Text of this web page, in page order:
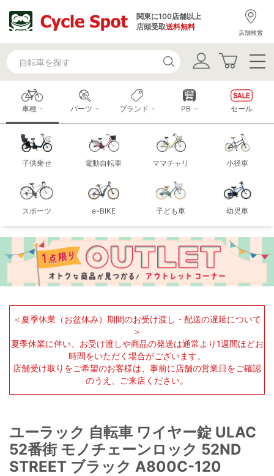
関東に100店舗以上
店頭受取送料無料
店舗検索
車種
子供乗せ 電動自転車 ママチャリ 小径車
スポーツ e-BIKE 子ども車 幼児車
パーツ ブランド PB セール
＜夏季休業（お盆休み）期間のお受け渡し・配送の遅延について
＞
夏季休業に伴い、お受け渡しや商品の発送は通常より1週間ほどお
時間をいただく場合がございます。
店舗受け取りをご希望のお客様は、事前に店舗の営業日をご確認
のうえ、ご来店ください。
ユーラック 自転車 ワイヤー錠 ULAC
52番街 モノチェーンロック 52ND
STREET ブラック A800C-120